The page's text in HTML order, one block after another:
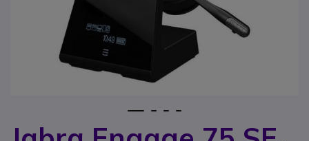
Ga naar het begin van de afbeeldingen-gallerij